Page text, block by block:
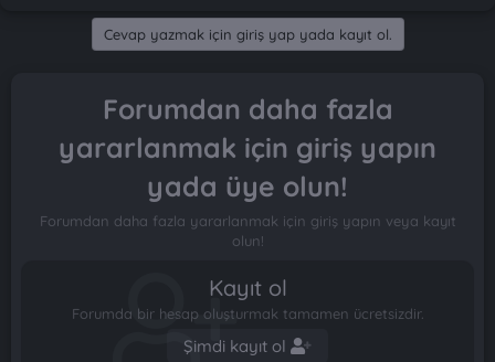
Cevap yazmak için giriş yap yada kayıt ol.
Forumdan daha fazla
yararlanmak için giriş yapın
yada üye olun!
Forumdan daha fazla yararlanmak için giriş yapın veya kayıt
olun!
Kayıt ol
Forumda bir hesap oluşturmak tamamen ücretsizdir.
Şimdi kayıt ol